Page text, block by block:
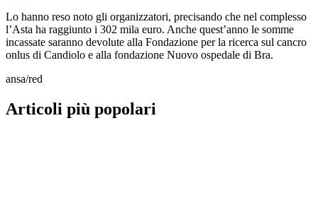
Lo hanno reso noto gli organizzatori, precisando che nel complesso
l’Asta ha raggiunto i 302 mila euro. Anche quest’anno le somme
incassate saranno devolute alla Fondazione per la ricerca sul cancro
onlus di Candiolo e alla fondazione Nuovo ospedale di Bra.
ansa/red
Articoli più popolari